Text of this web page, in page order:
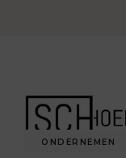
ONDERNEMEN